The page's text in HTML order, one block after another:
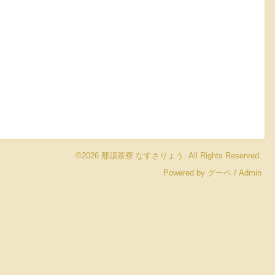
©2026 那須茶寮 なすさりょう . All Rights Reserved.
Powered by グーペ / Admin